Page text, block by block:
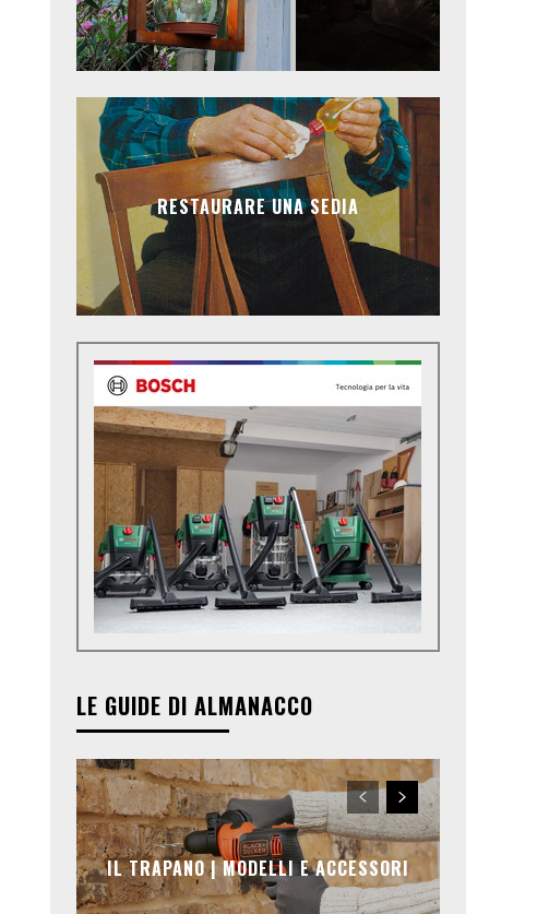
RESTAURARE UNA SEDIA
LE GUIDE DI ALMANACCO
IL TRAPANO | MODELLI E ACCESSORI